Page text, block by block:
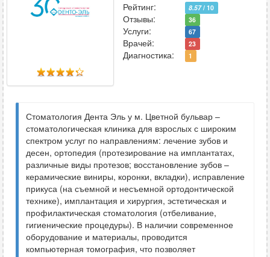
Рейтинг:
8.57/ 10
Отзывы: 36
Услуги: 67
Врачей: 23
Диагностика: 1
Стоматология Дента Эль у м. Цветной бульвар –
стоматологическая клиника для взрослых с широким
спектром услуг по направлениям: лечение зубов и
десен, ортопедия (протезирование на имплантатах,
различные виды протезов; восстановление зубов –
керамические виниры, коронки, вкладки), исправление
прикуса (на съемной и несъемной ортодонтической
технике), имплантация и хирургия, эстетическая и
профилактическая стоматология (отбеливание,
гигиенические процедуры). В наличии современное
оборудование и материалы, проводится
компьютерная томография, что позволяет